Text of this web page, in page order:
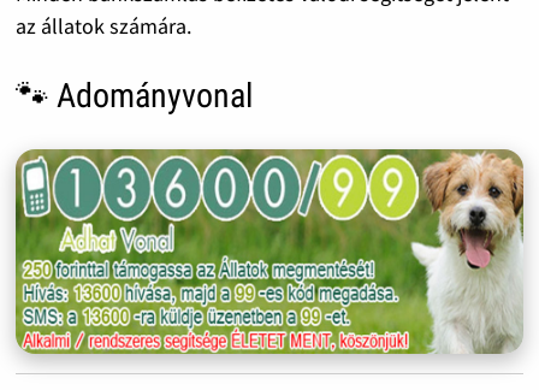
az állatok számára.
🐾 Adományvonal